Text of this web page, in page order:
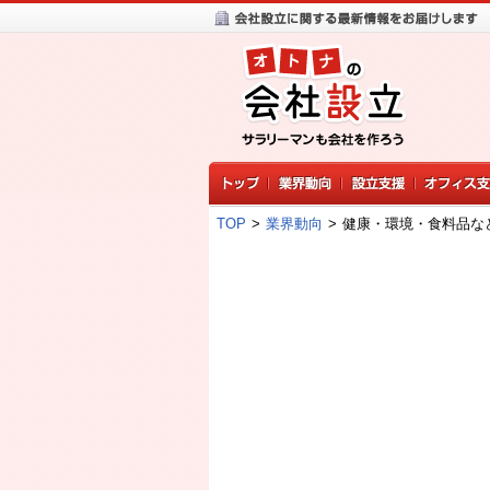
TOP > 業界動向 > 健康・環境・食料品な